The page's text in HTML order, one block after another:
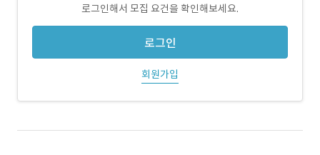
로그인해서 모집 요건을 확인해보세요.
로그인
회원가입